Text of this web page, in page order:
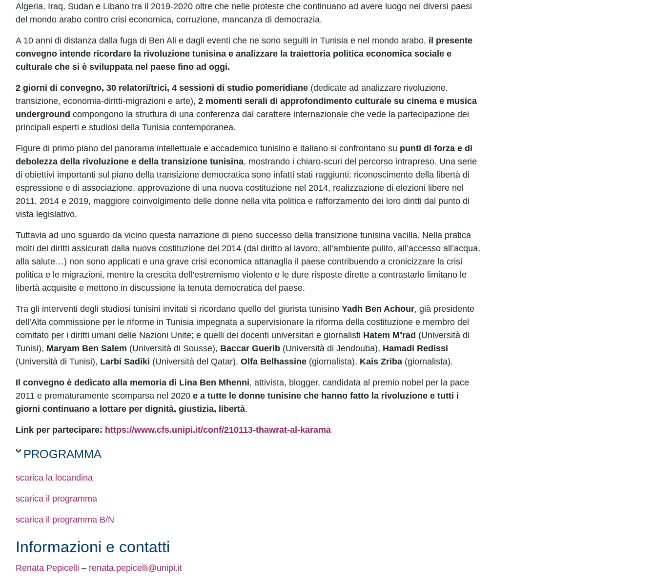
Algeria, Iraq, Sudan e Libano tra il 2019-2020 oltre che nelle proteste che continuano ad avere luogo nei diversi paesi
del mondo arabo contro crisi economica, corruzione, mancanza di democrazia.
A 10 anni di distanza dalla fuga di Ben Ali e dagli eventi che ne sono seguiti in Tunisia e nel mondo arabo, il presente
convegno intende ricordare la rivoluzione tunisina e analizzare la traiettoria politica economica sociale e
culturale che si è sviluppata nel paese fino ad oggi.
2 giorni di convegno, 30 relatori/trici, 4 sessioni di studio pomeridiane (dedicate ad analizzare rivoluzione,
transizione, economia-diritti-migrazioni e arte), 2 momenti serali di approfondimento culturale su cinema e musica
underground compongono la struttura di una conferenza dal carattere internazionale che vede la partecipazione dei
principali esperti e studiosi della Tunisia contemporanea.
Figure di primo piano del panorama intellettuale e accademico tunisino e italiano si confrontano su punti di forza e di
debolezza della rivoluzione e della transizione tunisina, mostrando i chiaro-scuri del percorso intrapreso. Una serie
di obiettivi importanti sul piano della transizione democratica sono infatti stati raggiunti: riconoscimento della libertà di
espressione e di associazione, approvazione di una nuova costituzione nel 2014, realizzazione di elezioni libere nel
2011, 2014 e 2019, maggiore coinvolgimento delle donne nella vita politica e rafforzamento dei loro diritti dal punto di
vista legislativo.
Tuttavia ad uno sguardo da vicino questa narrazione di pieno successo della transizione tunisina vacilla. Nella pratica
molti dei diritti assicurati dalla nuova costituzione del 2014 (dal diritto al lavoro, all’ambiente pulito, all’accesso all’acqua,
alla salute…) non sono applicati e una grave crisi economica attanaglia il paese contribuendo a cronicizzare la crisi
politica e le migrazioni, mentre la crescita dell’estremismo violento e le dure risposte dirette a contrastarlo limitano le
libertà acquisite e mettono in discussione la tenuta democratica del paese.
Tra gli interventi degli studiosi tunisini invitati si ricordano quello del giurista tunisino Yadh Ben Achour, già presidente
dell’Alta commissione per le riforme in Tunisia impegnata a supervisionare la riforma della costituzione e membro del
comitato per i diritti umani delle Nazioni Unite; e quelli dei docenti universitari e giornalisti Hatem M’rad (Università di
Tunisi), Maryam Ben Salem (Università di Sousse), Baccar Guerib (Università di Jendouba), Hamadi Redissi
(Università di Tunisi), Larbi Sadiki (Università del Qatar), Olfa Belhassine (giornalista), Kais Zriba (giornalista).
Il convegno è dedicato alla memoria di Lina Ben Mhenni, attivista, blogger, candidata al premio nobel per la pace
2011 e prematuramente scomparsa nel 2020 e a tutte le donne tunisine che hanno fatto la rivoluzione e tutti i
giorni continuano a lottare per dignità, giustizia, libertà.
Link per partecipare: https://www.cfs.unipi.it/conf/210113-thawrat-al-karama
PROGRAMMA
scarica la locandina
scarica il programma
scarica il programma B/N
Informazioni e contatti
Renata Pepicelli – renata.pepicelli@unipi.it